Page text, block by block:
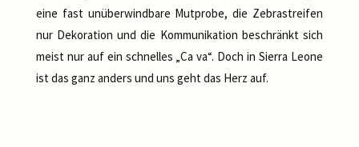
eine fast unüberwindbare Mutprobe, die Zebrastreifen
nur Dekoration und die Kommunikation beschränkt sich
meist nur auf ein schnelles „Ca va“. Doch in Sierra Leone
ist das ganz anders und uns geht das Herz auf.